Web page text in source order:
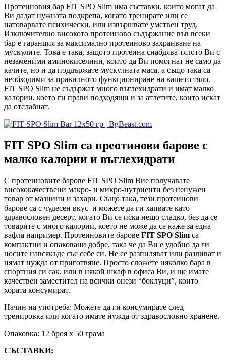
Протеиновия бар FIT SPO Slim има съставки, които могат да
Ви дадат нужната подкрепа, когато тренирате или се
натоварвате психически, или извършвате умствен труд.
Изключително високото протеиново съдържание във всеки
бар е гаранция за максимално протеиново захранване на
мускулите. Това е така, защото протеина снабдява тялото Ви с
незаменими аминокиселини, които да Ви помогнат не само да
качите, но и да поддържате мускулната маса, а също така са
необходими за правилното функциониране на вашето тяло.
FIT SPO Slim не съдържат много въглехидрати и имат малко
калории, което ги прави подходящи и за атлетите, които искат
да отслабнат.
FIT SPO Slim са преотинови барове с
малко калории и въглехидрати
С протеиновите барове FIT SPO Slim Вие получавате
висококачествени макро- и микро-нутриенти без ненужен
товар от мазнини и захари. Също така, тези протеинови
барове са с чудесен вкус и можете да ги хапвате като
здравословен десерт, когато Ви се иска нещо сладко, без да се
товарите с много калории, което не може да се каже за една
вафла например. Протеиновите барове FIT SPO Slim са
компактни и опаковани добре, така че да Ви е удобно да ги
носите навсякъде със себе си. Не се разпиляват или разливат и
нямат нужда от приготвяне. Просто сложете няколко бара в
спортния си сак, или в някой шкаф в офиса Ви, и ще имате
качествен заместител на всички онези “боклуци”, които
хората консумират.
Начин на употреба: Можете да ги консумирате след
тренировка или когато имате нужда от здравословно хранене.
Опаковка: 12 броя х 50 грама
СЪСТАВКИ: